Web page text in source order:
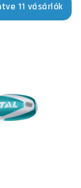
11 vásárlók